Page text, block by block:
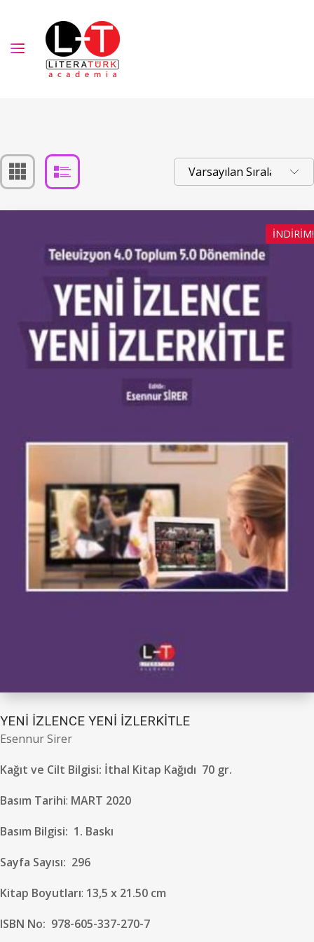
İNDIRIM!
YENİ İZLENCE YENİ İZLERKİTLE
Esennur Sirer
Kağıt ve Cilt Bilgisi: İthal Kitap Kağıdı 70 gr.
Basım Tarihi: MART 2020
Basım Bilgisi: 1. Baskı
Sayfa Sayısı: 296
Kitap Boyutları: 13,5 x 21.50 cm
ISBN No: 978-605-337-270-7